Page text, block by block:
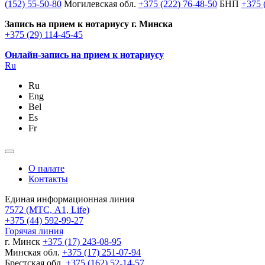
(152) 55-50-80 Могилевская обл. +375 (222) 76-48-50 БНП +375
Запись на прием к нотариусу г. Минска
+375 (29) 114-45-45
Онлайн-запись на прием к нотариусу
Ru
Ru
Eng
Bel
Es
Fr
О палате
Контакты
Единая информационная линия
7572 (МТС, A1, Life)
+375 (44) 592-99-27
Горячая линия
г. Минск +375 (17) 243-08-95
Минская обл. +375 (17) 251-07-94
Брестская обл. +375 (162) 52-14-57